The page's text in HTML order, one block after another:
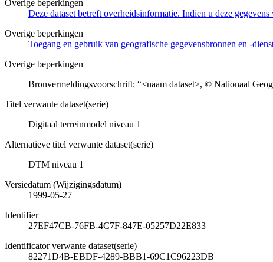
Overige beperkingen
Deze dataset betreft overheidsinformatie. Indien u deze
Overige beperkingen
Toegang en gebruik van geografische gegevensbronnen en -
Overige beperkingen
Bronvermeldingsvoorschrift: “<naam dataset>, © Nationaal
Titel verwante dataset(serie)
Digitaal terreinmodel niveau 1
Alternatieve titel verwante dataset(serie)
DTM niveau 1
Versiedatum (Wijzigingsdatum)
1999-05-27
Identifier
27EF47CB-76FB-4C7F-847E-05257D22E833
Identificator verwante dataset(serie)
82271D4B-EBDF-4289-BBB1-69C1C96223DB